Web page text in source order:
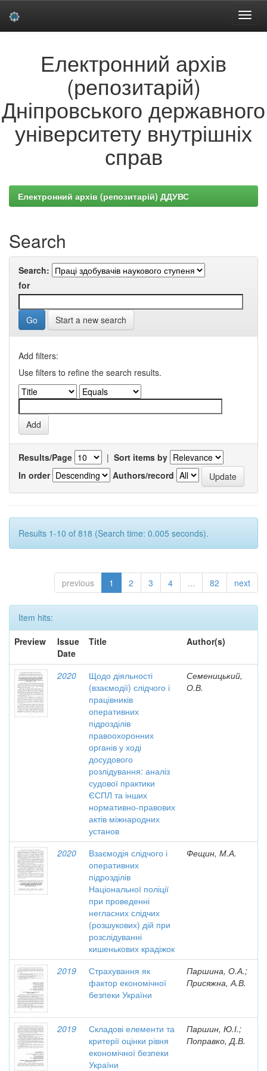
Електронний архів
(репозитарій)
Дніпровського державного
університету внутрішніх
справ
Електронний архів (репозитарій) ДДУВС
Search
Search:
for
Start a new search
Add filters:
Use filters to refine the search results.
Results/Page | Sort items by
In order
Authors/record
Results 1-10 of 818 (Search time: 0.005 seconds).
previous 1 2 3 4 ... 82 next
Item hits:
Preview
Issue
Date
Title Author(s)
2020
Щодо діяльності
(взаємодії) слідчого і
працівників
оперативних
підрозділів
правоохоронних
органів у ході
досудового
розлідування: аналіз
судової практики
ЄСПЛ та інших
нормативно-правових
актів міжнародних
установ
Семеницький,
О.В.
2020
Взаємодія слідчого і
оперативних
підрозділів
Національної поліції
при проведенні
негласних слідчих
(розшукових) дій при
розслідуванні
кишенькових крадіжок
Фещин, М.А.
2019
Страхування як
фактор економічної
безпеки України
Паршина, О.А.;
Присяжна, А.В.
2019
Складові елементи та
критерії оцінки рівня
економічної безпеки
України
Паршин, Ю.І.;
Поправко, Д.В.